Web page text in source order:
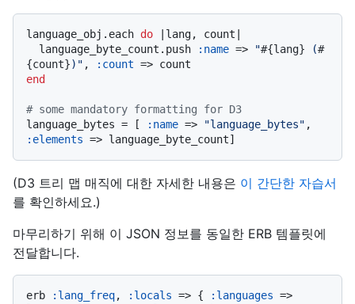
language_obj.each do lang, count
  language_byte_count.push
:name => "#{lang} (#
{count})" , :count
end
# some mandatory formatting for D3
language_bytes = [
:name => "language_bytes"
:elements
(D3 트리 맵 매직에 대한 자세한 내용은 이 간단한 자습서
를 확인하세요.)
마무리하기 위해 이 JSON 정보를 동일한 ERB 템플릿에
전달합니다.
erb :lang_freq, :locals => { :languages =>